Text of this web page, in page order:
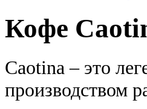
Кофе
Caotina – это
производством